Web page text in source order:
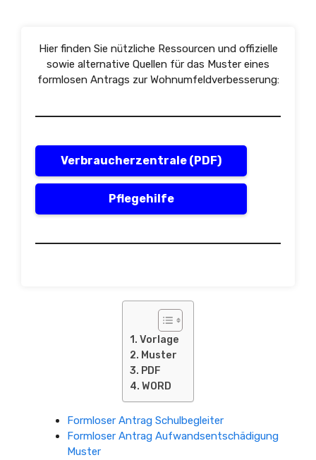
Hier finden Sie nützliche Ressourcen und offizielle
sowie alternative Quellen für das Muster eines
formlosen Antrags zur Wohnumfeldverbesserung:
Verbraucherzentrale (PDF)
Pflegehilfe
Vorlage
Muster
PDF
WORD
Formloser Antrag Schulbegleiter
Formloser Antrag Aufwandsentschädigung
Muster